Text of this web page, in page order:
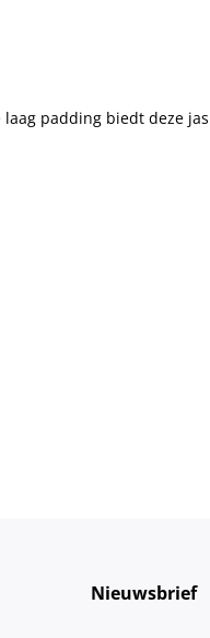
padding biedt deze
Nieuwsbrief